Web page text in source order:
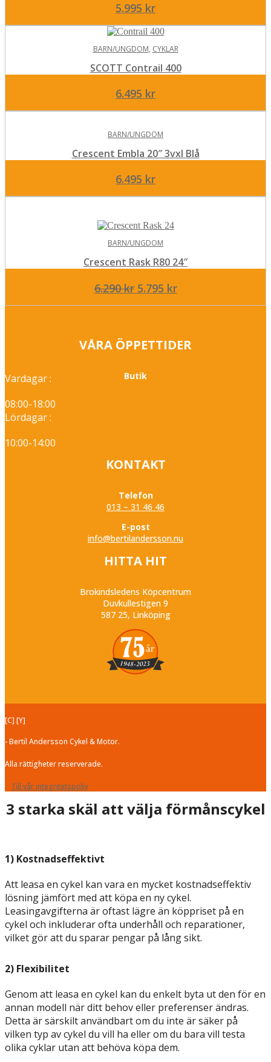
5.995 kr
BARN/UNGDOM, CYKLAR
SCOTT Contrail 400
6.495 kr
BARN/UNGDOM
Crescent Embla 20″ 3vxl Blå
6.495 kr
BARN/UNGDOM
Crescent Rask R80 24″
6.290kr Det
ursprungliga
6.290 kr.
5.795 krDet
nuvarande
5.795 kr.
VÅRA ÖPPETTIDER
Butik
Vardagar :
08:00-18:00
Lördagar :
10:00-14:00
KONTAKT
Telefon
013 – 31 46 46
E-post
info@bertilandersson.nu
HITTA HIT
Brokindsledens Köpcentrum
Duvkullestigen 9
587 25, Linköping
[C] [Y]
- Bertil Andersson Cykel & Motor.
Alla rättigheter reserverade.
Till vår integritetspoliy
3 starka skäl att välja förmånscykel
1) Kostnadseffektivt
Att leasa en cykel kan vara en mycket kostnadseffektiv
lösning jämfört med att köpa en ny cykel.
Leasingavgifterna är oftast lägre än köppriset på en
cykel och inkluderar ofta underhåll och reparationer,
vilket gör att du sparar pengar på lång sikt.
2) Flexibilitet
Genom att leasa en cykel kan du enkelt byta ut den för en
annan modell när ditt behov eller preferenser ändras.
Detta är särskilt användbart om du inte är säker på
vilken typ av cykel du vill ha eller om du bara vill testa
olika cyklar utan att behöva köpa dem.